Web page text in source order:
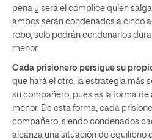
pena y será el cómplice quien
ambos serán condenados a cinco
robo, solo podrán condenarlos
menor.
Cada prisionero persigue su
que hará el otro, la estrategia más
su compañero, pues es la forma
menor. De esta forma, cada
compañero, siendo condenados
alcanza una situación de equilibrio